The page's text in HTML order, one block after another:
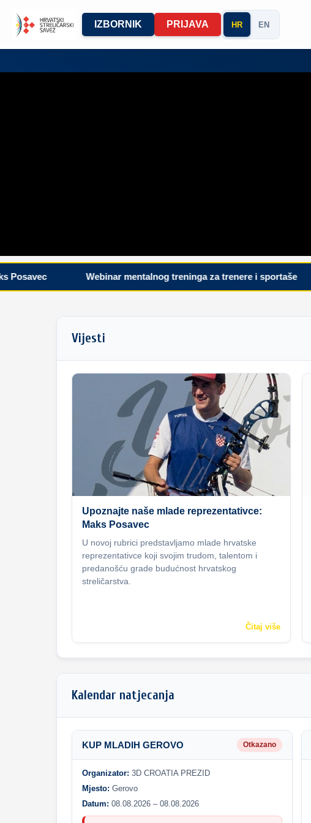
IZBORNIK PRIJAVA HR EN
Webinar mentalnog treninga za trenere i sportaše
Vijesti
Upoznajte naše mlade reprezentativce:
Maks Posavec
U novoj rubrici predstavljamo mlade hrvatske
reprezentativce koji svojim trudom, talentom i
predanošću grade budućnost hrvatskog
streličarstva.
Čitaj više
Kalendar natjecanja
KUP MLADIH GEROVO Otkazano
Organizator: 3D CROATIA PREZID
Mjesto: Gerovo
Datum: 08.08.2026 – 08.08.2026